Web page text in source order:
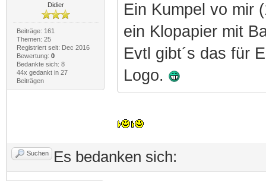
Didier
Beiträge: 161
Themen: 25
Registriert seit: Dec 2016
Bewertung: 0
Bedankte sich: 8
44x gedankt in 27
Beiträgen
Ein Kumpel vo mir
ein Klopapier mit
Evtl gibt´s das für
Logo.
Suchen Es bedanken sich: